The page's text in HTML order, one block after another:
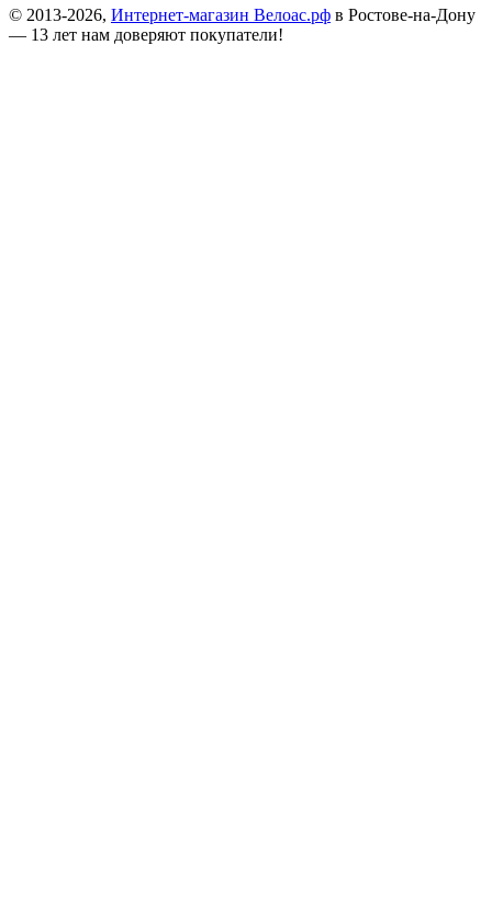
© 2013-2026, Интернет-магазин Велоас.рф в Ростове-на-Дону
— 13 лет нам доверяют покупатели!